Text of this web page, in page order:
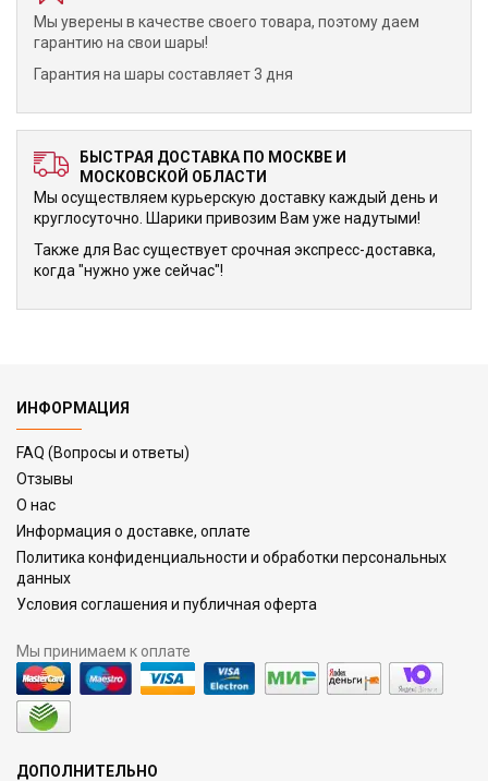
Мы уверены в качестве своего товара, поэтому даем
гарантию на свои шары!
Гарантия на шары составляет 3 дня
БЫСТРАЯ ДОСТАВКА ПО МОСКВЕ И
МОСКОВСКОЙ ОБЛАСТИ
Мы осуществляем курьерскую доставку каждый день и
круглосуточно. Шарики привозим Вам уже надутыми!
Также для Вас существует срочная экспресс-доставка,
когда "нужно уже сейчас"!
ИНФОРМАЦИЯ
FAQ (Вопросы и ответы)
Отзывы
О нас
Информация о доставке, оплате
Политика конфиденциальности и обработки персональных
данных
Условия соглашения и публичная оферта
Мы принимаем к оплате
ДОПОЛНИТЕЛЬНО